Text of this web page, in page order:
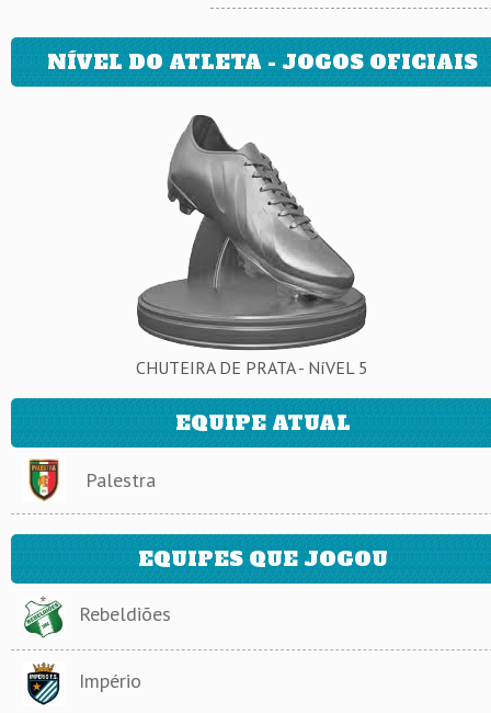
NÍVEL DO ATLETA - JOGOS OFICIAIS
CHUTEIRA DE PRATA - NíVEL 5
EQUIPE ATUAL
Palestra
EQUIPES QUE JOGOU
Rebeldiões
Império